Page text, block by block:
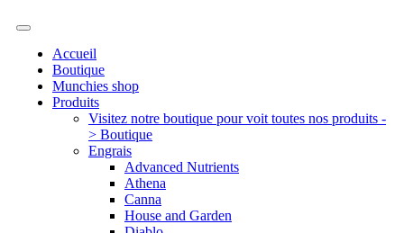
Accueil
Boutique
Munchies shop
Produits
Visitez notre boutique pour voit toutes nos produits -
> Boutique
Engrais
Advanced Nutrients
Athena
Canna
House and Garden